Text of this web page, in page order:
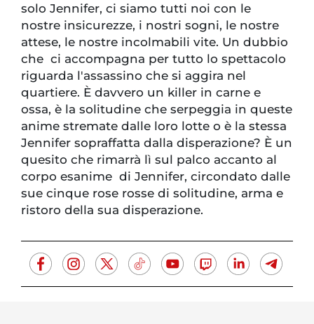
solo Jennifer, ci siamo tutti noi con le
nostre insicurezze, i nostri sogni, le nostre
attese, le nostre incolmabili vite. Un dubbio
che ci accompagna per tutto lo spettacolo
riguarda l'assassino che si aggira nel
quartiere. È davvero un killer in carne e
ossa, è la solitudine che serpeggia in queste
anime stremate dalle loro lotte o è la stessa
Jennifer sopraffatta dalla disperazione? È un
quesito che rimarrà lì sul palco accanto al
corpo esanime di Jennifer, circondato dalle
sue cinque rose rosse di solitudine, arma e
ristoro della sua disperazione.